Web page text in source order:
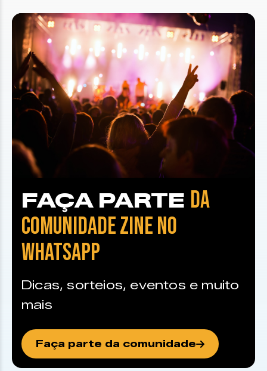
FAÇA PARTE DA
COMUNIDADE ZINE NO
WHATSAPP
Dicas, sorteios, eventos e muito
mais
Faça parte da comunidade